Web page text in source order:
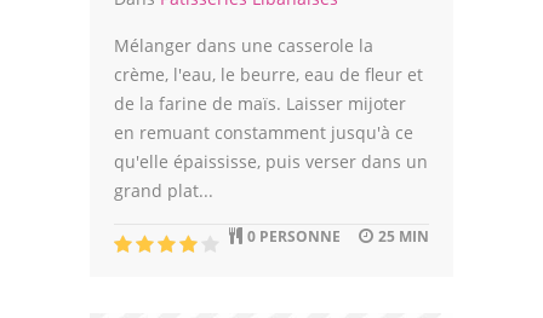
Mélanger dans une casserole la
crème, l'eau, le beurre, eau de fleur et
de la farine de maïs. Laisser mijoter
en remuant constamment jusqu'à ce
qu'elle épaississe, puis verser dans un
grand plat...
25 MIN
0 PERSONNE